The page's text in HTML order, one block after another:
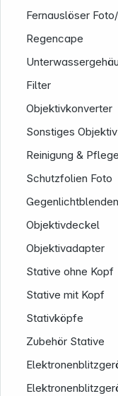
Fernauslöser
Regencape
Filter
Objektivkonverter
Sonstiges
Reinigung & Pflege
Schutzfolien Foto
Gegenlichtblenden
Objektivdeckel
Objektivadapter
Stative ohne Kopf
Stative mit Kopf
Stativköpfe
Zubehör Stative